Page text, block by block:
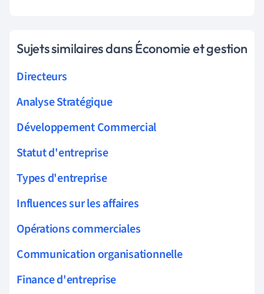
Sujets similaires dans Économie et gestion
Directeurs
Analyse Stratégique
Développement Commercial
Statut d'entreprise
Types d'entreprise
Influences sur les affaires
Opérations commerciales
Communication organisationnelle
Finance d'entreprise